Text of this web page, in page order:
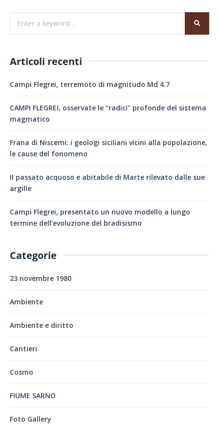
Articoli recenti
Campi Flegrei, terremoto di magnitudo Md 4.7
CAMPI FLEGREI, osservate le “radici” profonde del sistema
magmatico
Frana di Niscemi: i geologi siciliani vicini alla popolazione,
le cause del fonomeno
Il passato acquoso e abitabile di Marte rilevato dalle sue
argille
Campi Flegrei, presentato un nuovo modello a lungo
termine dell’evoluzione del bradisismo
Categorie
23 novembre 1980
Ambiente
Ambiente e diritto
Cantieri
Cosmo
FIUME SARNO
Foto Gallery